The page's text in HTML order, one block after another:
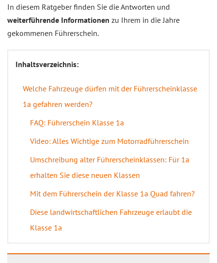
In diesem Ratgeber finden Sie die Antworten und
weiterführende Informationen zu Ihrem in die Jahre
gekommenen Führerschein.
Inhaltsverzeichnis:
Welche Fahrzeuge dürfen mit der Führerscheinklasse
1a gefahren werden?
FAQ: Führerschein Klasse 1a
Video: Alles Wichtige zum Motorradführerschein
Umschreibung alter Führerscheinklassen: Für 1a
erhalten Sie diese neuen Klassen
Mit dem Führerschein der Klasse 1a Quad fahren?
Diese landwirtschaftlichen Fahrzeuge erlaubt die
Klasse 1a